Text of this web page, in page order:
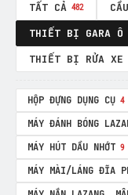
TẤT CẢ 482
THIẾT BỊ GARA Ô
THIẾT BỊ RỬA XE
HỘP ĐỰNG DỤNG CỤ 4
MÁY ĐÁNH BÓNG
MÁY HÚT DẦU NHỚT 9
MÁY MÀI/LÁNG ĐĨA